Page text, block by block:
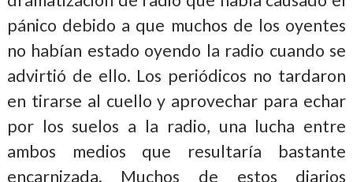
pánico debido a que muchos de los oyentes
no habían estado oyendo la radio cuando se
advirtió de ello. Los periódicos no tardaron
en tirarse al cuello y aprovechar para echar
por los suelos a la radio, una lucha entre
ambos medios que resultaría bastante
encarnizada. Muchos de estos diarios